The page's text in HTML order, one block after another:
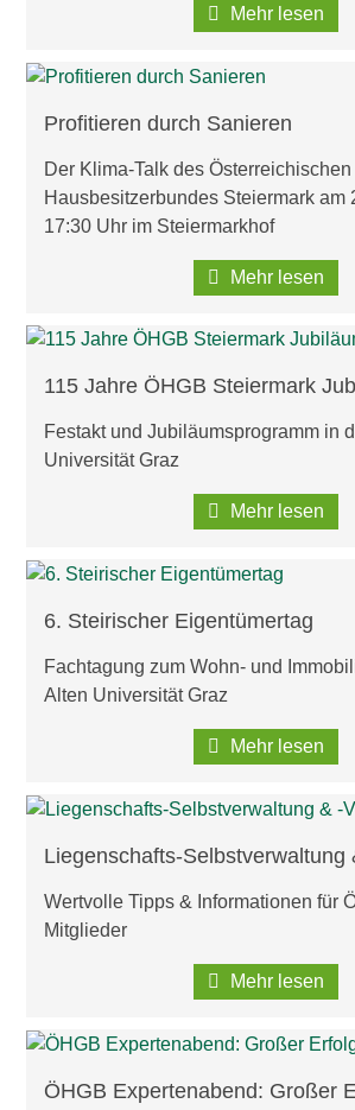
Mehr lesen
Profitieren durch Sanieren
Der Klima-Talk des Österreichischen
Hausbesitzerbundes Steiermark am
17:30 Uhr im Steiermarkhof
Mehr lesen
115 Jahre ÖHGB Steiermark
Festakt und Jubiläumsprogramm in
Universität Graz
Mehr lesen
6. Steirischer Eigentümertag
Fachtagung zum Wohn- und
Alten Universität Graz
Mehr lesen
Liegenschafts-Selbstverwaltung
Wertvolle Tipps & Informationen für
Mitglieder
Mehr lesen
ÖHGB Expertenabend: Großer